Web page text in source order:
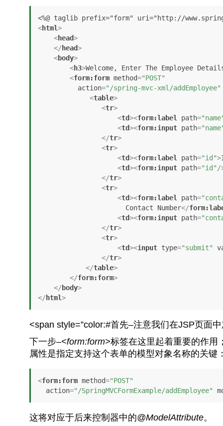
<html>
<head>
</ head>
<body>
<h3>Welcome, Enter The Employee
<form:form method="POST"
action="/spring-mvc-xml/addEmployee"
<table>
<tr>
<td><form:label path=
<td><form:input path=
</tr>
<tr>
<td><form:label path="id">
<td><form:input path="id" /
</tr>
<tr>
<td><form:label path=
                      Contact Number
</
<td><form:input path=
</tr>
<tr>
<td><input type="submit"
</tr>
</table>
</form:form>
</ body>
</ html>
<span style=”color:#首先–注意我们在JSP页面
下一步–<form:form>标签在这里起着重要的作用
属性是指定支持这个表单的模型对象名称的关键
<form:form method="POST"
action="/SpringMVCFormExample/addEmployee"
这将对应于后来控制器中的@ModelAttribute。